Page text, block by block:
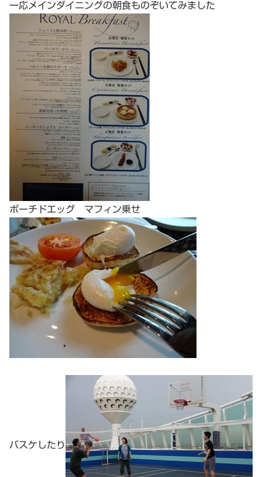
一応メインダイニングの朝食ものぞいてみました
ポーチドエッグ マフィン乗せ
バスケしたり